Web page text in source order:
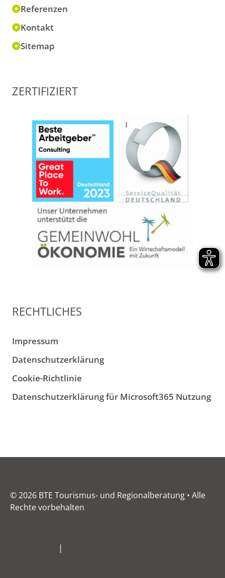
Referenzen
Kontakt
Sitemap
ZERTIFIZIERT
RECHTLICHES
Impressum
Datenschutzerklärung
Cookie-Richtlinie
Datenschutzerklärung für Microsoft365 Nutzung
© 2026 BTE Tourismus- und Regionalberatung • Alle
Rechte vorbehalten
|